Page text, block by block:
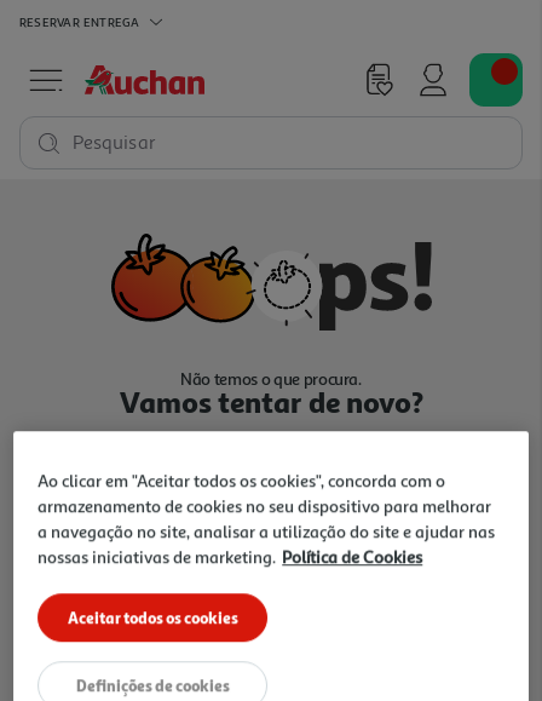
RESERVAR ENTREGA
Pesquisar
Não temos o que procura.
Vamos tentar de novo?
Ir para Homepage
Folhetos
Ao clicar em "Aceitar todos os cookies", concorda com o
armazenamento de cookies no seu dispositivo para melhorar
a navegação no site, analisar a utilização do site e ajudar nas
nossas iniciativas de marketing. Política de Cookies
Aceitar todos os cookies
Definições de cookies